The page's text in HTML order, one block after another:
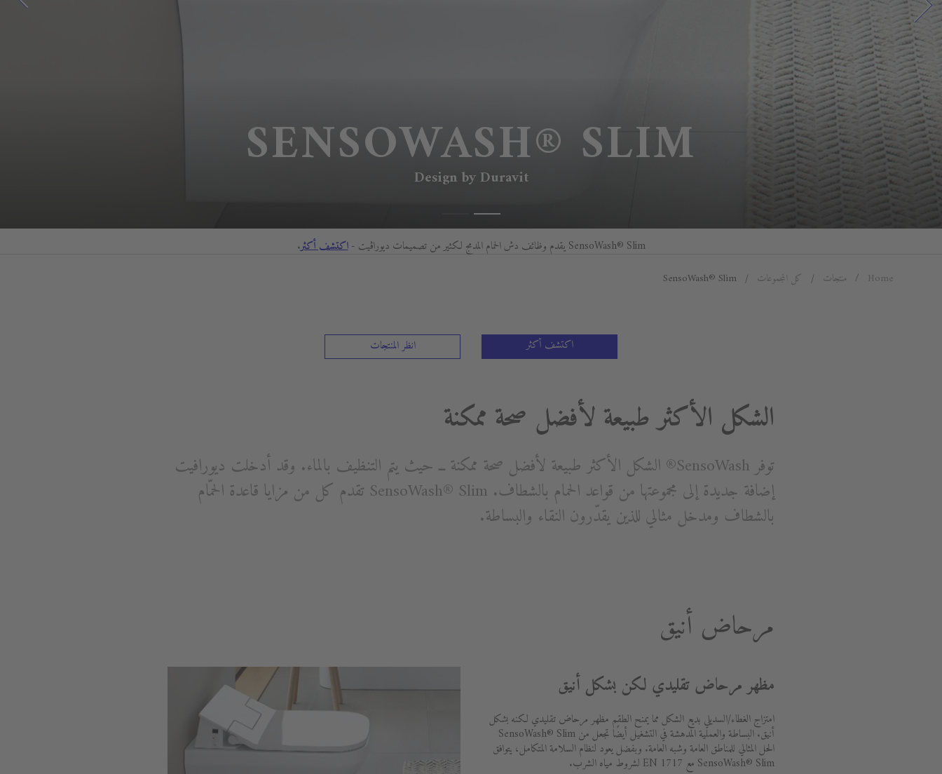
SENSOWASH® SLIM
Design by Duravit
SensoWash® Slim يقدم وظائف دش الحمام المدمج لكثير من تصميمات ديوراڨيت - اكتشف أكثر.
Home منتجات كل المجموعات SensoWash® Slim
اكتشف أكثر انظر المنتجات
الشكل الأكثر طبيعة لأفضل صحة ممكنة
توفر SensoWash® الشكل الأكثر طبيعة لأفضل صحة ممكنة ــ حيث يتم التنظيف بالماء. وقد أدخلت ديورافيت
إضافة جديدة إلى مجموعتها من قواعد الحمام بالشطاف. SensoWash® Slim تقدم كل من مزايا قاعدة الحمّام
بالشطاف ومدخل مثالي للذين يقدّرون النقاء والبساطة.
مرحاض أنيق
مظهر مرحاض تقليدي لكن بشكل أنيق
امتزاج الغطاء/السديلي بديع الشكل مما يمنح الطقم مظهر مرحاض تقليدي لكنه بشكل
أنيق. البساطة والعملية المدهشة في التشغيل أيضًا تجعل من SensoWash® Slim
الحل المثالي للمناطق العامة وشبه العامة. وبفضل يعود لنظام السلامة المتكامل، يتوافق
SensoWash® Slim مع EN 1717 لشروط مياه الشرب.